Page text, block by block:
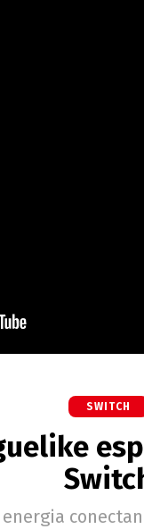
SWITCH